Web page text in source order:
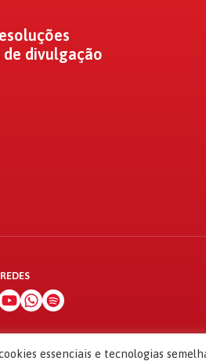
divulgação
essenciais e tecnologias